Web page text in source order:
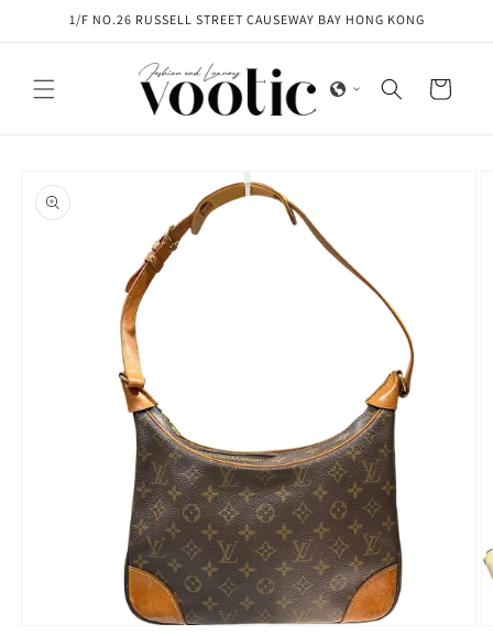
Skip to1/F NO.26 RUSSELL STREET CAUSEWAY BAY HONG KONG
Cart
product
information